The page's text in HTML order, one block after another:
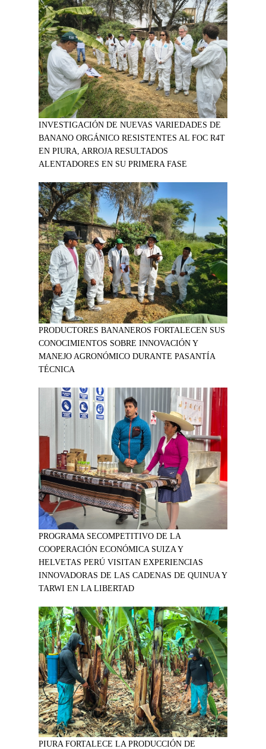
INVESTIGACIÓN DE NUEVAS VARIEDADES DE
BANANO ORGÁNICO RESISTENTES AL FOC R4T
EN PIURA, ARROJA RESULTADOS
ALENTADORES EN SU PRIMERA FASE
PRODUCTORES BANANEROS FORTALECEN SUS
CONOCIMIENTOS SOBRE INNOVACIÓN Y
MANEJO AGRONÓMICO DURANTE PASANTÍA
TÉCNICA
PROGRAMA SECOMPETITIVO DE LA
COOPERACIÓN ECONÓMICA SUIZA Y
HELVETAS PERÚ VISITAN EXPERIENCIAS
INNOVADORAS DE LAS CADENAS DE QUINUA Y
TARWI EN LA LIBERTAD
PIURA FORTALECE LA PRODUCCIÓN DE